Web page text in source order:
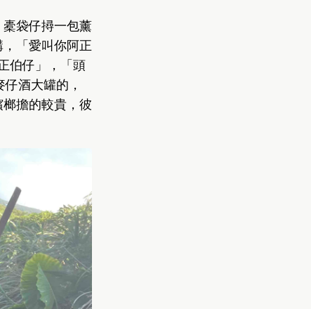
袋仔撏一包薰
「愛叫你阿正
伯仔」，「頭
酒大罐的，
擔的較貴，彼